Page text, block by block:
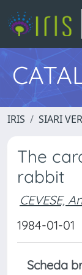
IRIS SIARI
The
rabbit
CEVESE,
1984-01-01
Scheda